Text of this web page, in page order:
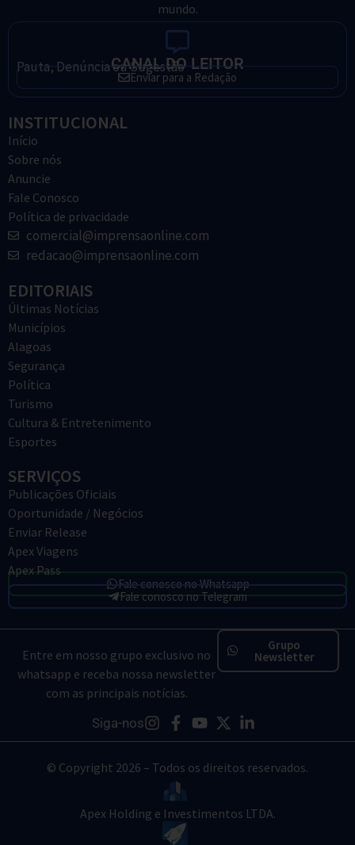
mundo.
CANAL DO LEITOR
Pauta, Denúncia ou Sugestão
Enviar para a Redação
INSTITUCIONAL
Início
Sobre nós
Anuncie
Fale Conosco
Política de privacidade
comercial@imprensaonline.com
redacao@imprensaonline.com
EDITORIAIS
Últimas Notícias
Municípios
Alagoas
Segurança
Política
Turismo
Cultura & Entretenimento
Esportes
SERVIÇOS
Publicações Oficiais
Oportunidade / Negócios
Enviar Release
Apex Viagens
Apex Pass
Fale conosco no Whatsapp
Fale conosco no Telegram
Entre em nosso grupo exclusivo no
whatsapp e receba nossa newsletter
com as principais notícias.
Grupo
Newsletter
Siga-nos
© Copyright 2026 – Todos os direitos reservados.
Apex Holding e Investimentos LTDA.